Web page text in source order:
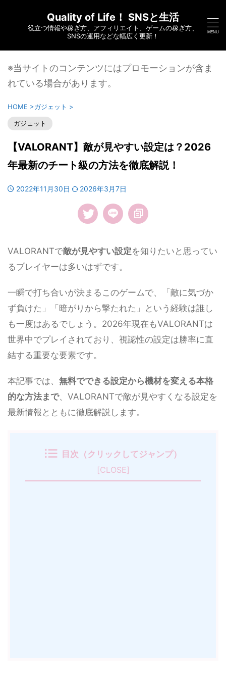
Quality of Life！ SNSと生活
役立つ情報や稼ぎ方、アフィリエイト、ゲームの稼ぎ方、
SNSの運用などな幅広く更新！
※当サイトのコンテンツにはプロモーションが含ま
れている場合があります。
HOME >ガジェット >
ガジェット
【VALORANT】敵が見やすい設定は？2026
年最新のチート級の方法を徹底解説！
2022年11月30日 2026年3月7日
VALORANTで敵が見やすい設定を知りたいと思ってい
るプレイヤーは多いはずです。
一瞬で打ち合いが決まるこのゲームで、「敵に気づか
ず負けた」「暗がりから撃たれた」という経験は誰し
も一度はあるでしょう。2026年現在もVALORANTは
世界中でプレイされており、視認性の設定は勝率に直
結する重要な要素です。
本記事では、 無料でできる設定から機材を変える本格
的な方法まで、VALORANTで敵が見やすくなる設定を
最新情報とともに徹底解説します。
目次（クリックしてジャンプ）
[CLOSE]